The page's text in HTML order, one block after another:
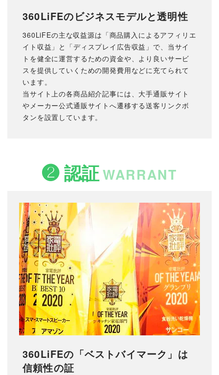
360LiFEのビジネスモデルと透明性
360LiFEの主な収益源は「商品購入によるアフィリエ
イト収益」と「ディスプレイ広告収益」で、当サイ
トを健全に運営するための資金や、より良いサービ
スを提供していくための開発費用などに充てられて
います。
当サイト上の各商品紹介記事には、大手通販サイト
やメーカー公式通販サイトへ遷移する送客リンクボ
タンを設置しています。
❷ 認証WARRANT
360LiFEの「ベストバイマーク」は
信頼性の証